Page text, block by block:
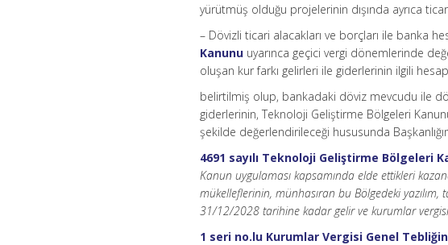
yürütmüş olduğu projelerinin dışında ayrıca
– Dövizli ticari alacakları ve borçları ile banka
Kanunu uyarınca geçici vergi dönemlerinde
oluşan kur farkı gelirleri ile giderlerinin ilgili
belirtilmiş olup, bankadaki döviz mevcudu ile
giderlerinin, Teknoloji Geliştirme Bölgeleri
şekilde değerlendirileceği hususunda
4691 sayılı Teknoloji Geliştirme Bölgeleri
Kanun uygulaması kapsamında elde ettikleri
mükelleflerinin, münhasıran bu Bölgedeki yazılım,
31/12/2028 tarihine kadar gelir ve kurumlar
1 seri no.lu Kurumlar Vergisi Genel